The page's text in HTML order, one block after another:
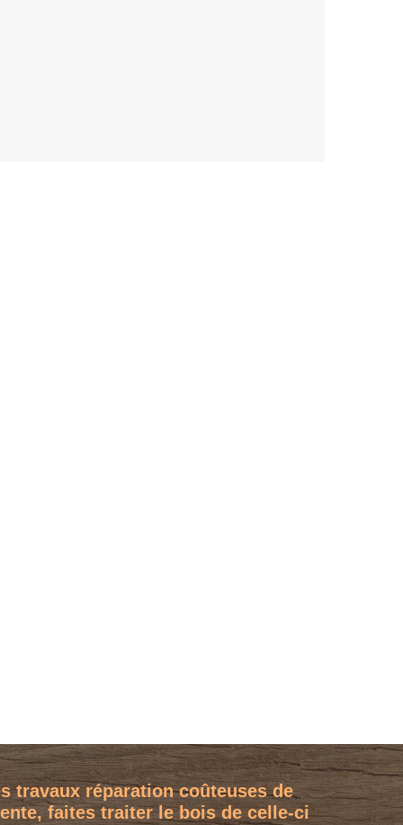
travaux réparation coûteuses de
faites traiter le bois de celle-ci